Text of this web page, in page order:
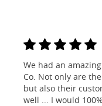
We had an
Co. Not only are
but also their
well ... I would